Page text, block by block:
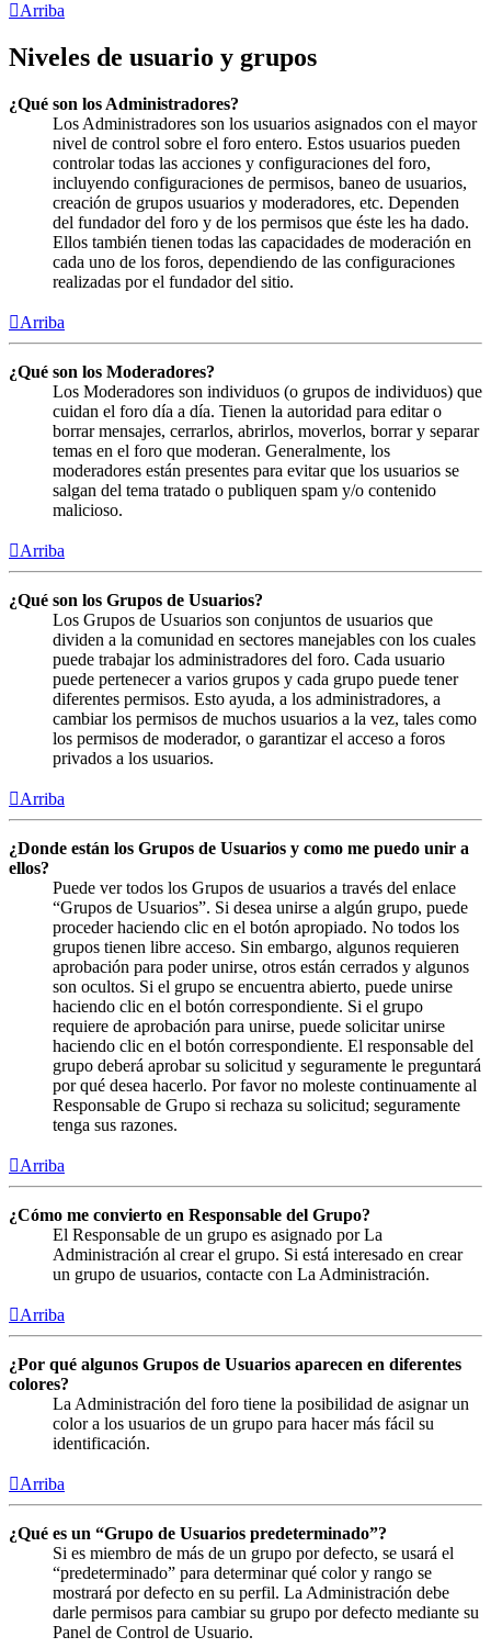
Arriba
Niveles de usuario y grupos
¿Qué son los Administradores?
Los Administradores son los usuarios asignados con el mayor
nivel de control sobre el foro entero. Estos usuarios pueden
controlar todas las acciones y configuraciones del foro,
incluyendo configuraciones de permisos, baneo de usuarios,
creación de grupos usuarios y moderadores, etc. Dependen
del fundador del foro y de los permisos que éste les ha dado.
Ellos también tienen todas las capacidades de moderación en
cada uno de los foros, dependiendo de las configuraciones
realizadas por el fundador del sitio.
Arriba
¿Qué son los Moderadores?
Los Moderadores son individuos (o grupos de individuos) que
cuidan el foro día a día. Tienen la autoridad para editar o
borrar mensajes, cerrarlos, abrirlos, moverlos, borrar y separar
temas en el foro que moderan. Generalmente, los
moderadores están presentes para evitar que los usuarios se
salgan del tema tratado o publiquen spam y/o contenido
malicioso.
Arriba
¿Qué son los Grupos de Usuarios?
Los Grupos de Usuarios son conjuntos de usuarios que
dividen a la comunidad en sectores manejables con los cuales
puede trabajar los administradores del foro. Cada usuario
puede pertenecer a varios grupos y cada grupo puede tener
diferentes permisos. Esto ayuda, a los administradores, a
cambiar los permisos de muchos usuarios a la vez, tales como
los permisos de moderador, o garantizar el acceso a foros
privados a los usuarios.
Arriba
¿Donde están los Grupos de Usuarios y como me puedo unir a
ellos?
Puede ver todos los Grupos de usuarios a través del enlace
“Grupos de Usuarios”. Si desea unirse a algún grupo, puede
proceder haciendo clic en el botón apropiado. No todos los
grupos tienen libre acceso. Sin embargo, algunos requieren
aprobación para poder unirse, otros están cerrados y algunos
son ocultos. Si el grupo se encuentra abierto, puede unirse
haciendo clic en el botón correspondiente. Si el grupo
requiere de aprobación para unirse, puede solicitar unirse
haciendo clic en el botón correspondiente. El responsable del
grupo deberá aprobar su solicitud y seguramente le preguntará
por qué desea hacerlo. Por favor no moleste continuamente al
Responsable de Grupo si rechaza su solicitud; seguramente
tenga sus razones.
Arriba
¿Cómo me convierto en Responsable del Grupo?
El Responsable de un grupo es asignado por La
Administración al crear el grupo. Si está interesado en crear
un grupo de usuarios, contacte con La Administración.
Arriba
¿Por qué algunos Grupos de Usuarios aparecen en diferentes
colores?
La Administración del foro tiene la posibilidad de asignar un
color a los usuarios de un grupo para hacer más fácil su
identificación.
Arriba
¿Qué es un “Grupo de Usuarios predeterminado”?
Si es miembro de más de un grupo por defecto, se usará el
“predeterminado” para determinar qué color y rango se
mostrará por defecto en su perfil. La Administración debe
darle permisos para cambiar su grupo por defecto mediante su
Panel de Control de Usuario.